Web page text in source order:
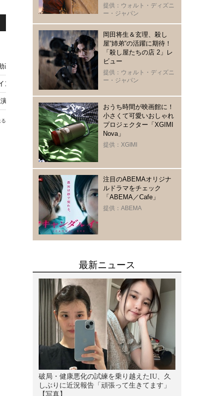
画の総再生数が2800万回突破 Netflixでも反響
ン絶叫!? Netflix「恋は飴模様」先行映像解禁
「エージェント・キム」最終話放送記念パーティーの裏側の映像解禁
提供：ウォルト・ディズニ
ー・ジャパン
岡田将生＆玄理、殺し
屋“姉弟“の活躍に期待！
「殺し屋たちの店 2」レ
ビュー
提供：ウォルト・ディズニ
ー・ジャパン
おうち時間が映画館に！
小さくて可愛いおしゃれ
プロジェクター「XGIMI
Nova」
提供：XGIMI
注目のABEMAオリジナ
ルドラマをチェック
「ABEMA／Cafe」
提供：ABEMA